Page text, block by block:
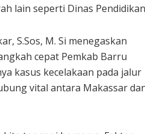
lain seperti Dinas
S.Sos, M. Si menegaskan
cepat Pemkab Barru
kasus kecelakaan pada jalur
vital antara Makassar